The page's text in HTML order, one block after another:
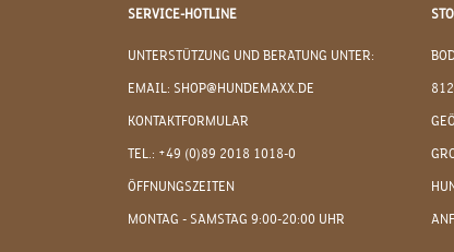
SERVICE-HOTLINE
UNTERSTÜTZUNG UND BERATUNG UNTER:
EMAIL: SHOP@HUNDEMAXX.DE
KONTAKTFORMULAR
TEL.: +49 (0)89 2018 1018-0
ÖFFNUNGSZEITEN
MONTAG - SAMSTAG 9:00-20:00 UHR